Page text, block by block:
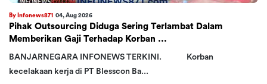
By Infonews871 04, Aug 2026
Pihak Outsourcing Diduga Sering Terlambat Dalam
Memberikan Gaji Terhadap Korban ...
BANJARNEGARA INFONEWS TERKINI. Korban
kecelakaan kerja di PT Blesscon Ba...